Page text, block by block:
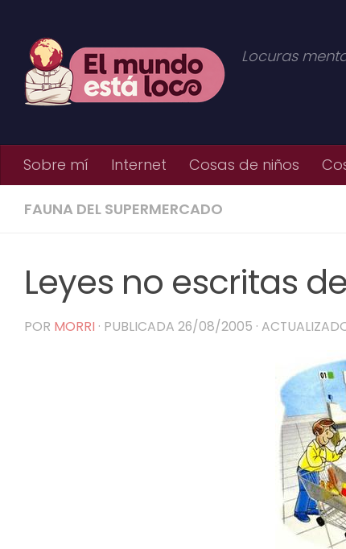
Locuras
Sobre mí Internet Cosas de niños
FAUNA DEL SUPERMERCADO
Leyes no escritas
POR MORRI · PUBLICADA 26/08/2005 ·